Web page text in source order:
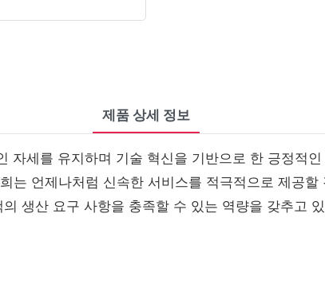
제품 상세 정보
자세를 유지하며 기술 혁신을 기반으로 한 긍정적
는 언제나처럼 신속한 서비스를 적극적으로 제공
생산 요구 사항을 충족할 수 있는 역량을 갖추고 있